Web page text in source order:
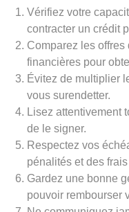
Vérifiez votre
contracter un crédit
Comparez les
financières pour
Évitez de multiplier
vous surendetter.
Lisez attentivement
de le signer.
Respectez vos
pénalités et des
Gardez une bonne
pouvoir rembourser